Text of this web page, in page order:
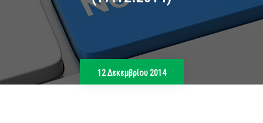
12 Δεκεμβρίου 2014